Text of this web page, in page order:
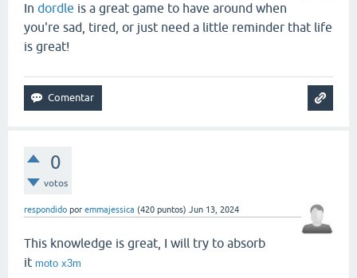
In dordle is a great game to have around when
you're sad, tired, or just need a little reminder that life
is great!
0
votos
respondido por emmajessica (420 puntos) Jun 13, 2024
This knowledge is great, I will try to absorb
it moto x3m